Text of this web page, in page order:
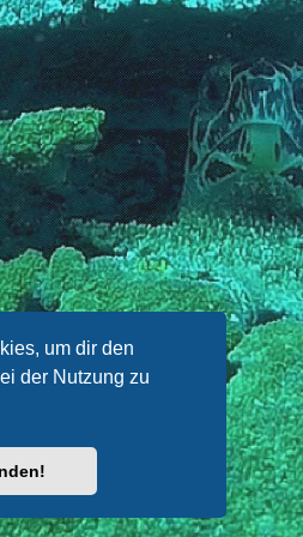
um dir den
der Nutzung zu